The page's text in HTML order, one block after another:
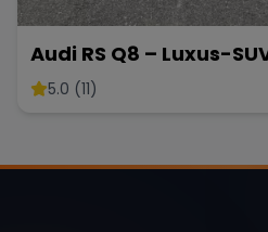
Audi RS Q8 – Luxus-
5.0 (11)